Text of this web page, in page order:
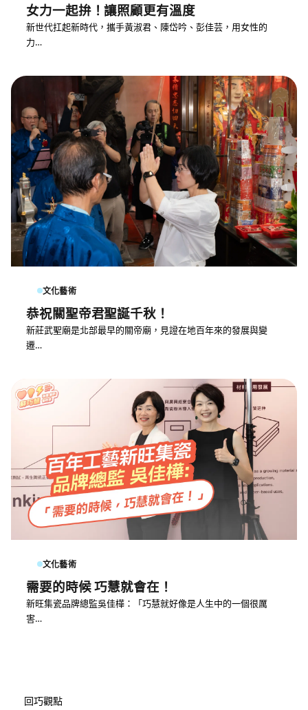
女力一起拚！讓照顧更有溫度
新世代扛起新時代，攜手黃淑君、陳岱吟、彭佳芸，用女性的
力…
文化藝術
恭祝關聖帝君聖誕千秋！
新莊武聖廟是北部最早的關帝廟，見證在地百年來的發展與變
遷…
文化藝術
需要的時候 巧慧就會在！
新旺集瓷品牌總監吳佳樺：「巧慧就好像是人生中的一個很厲
害…
回巧觀點